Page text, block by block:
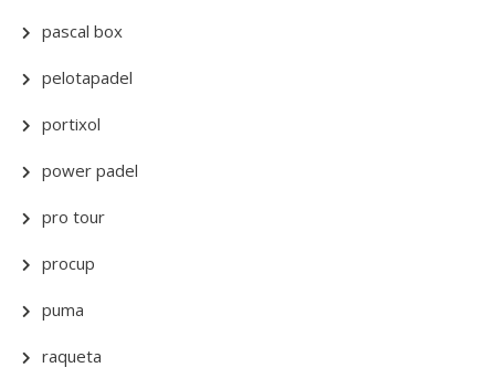
pascal box
pelotapadel
portixol
power padel
pro tour
procup
puma
raqueta